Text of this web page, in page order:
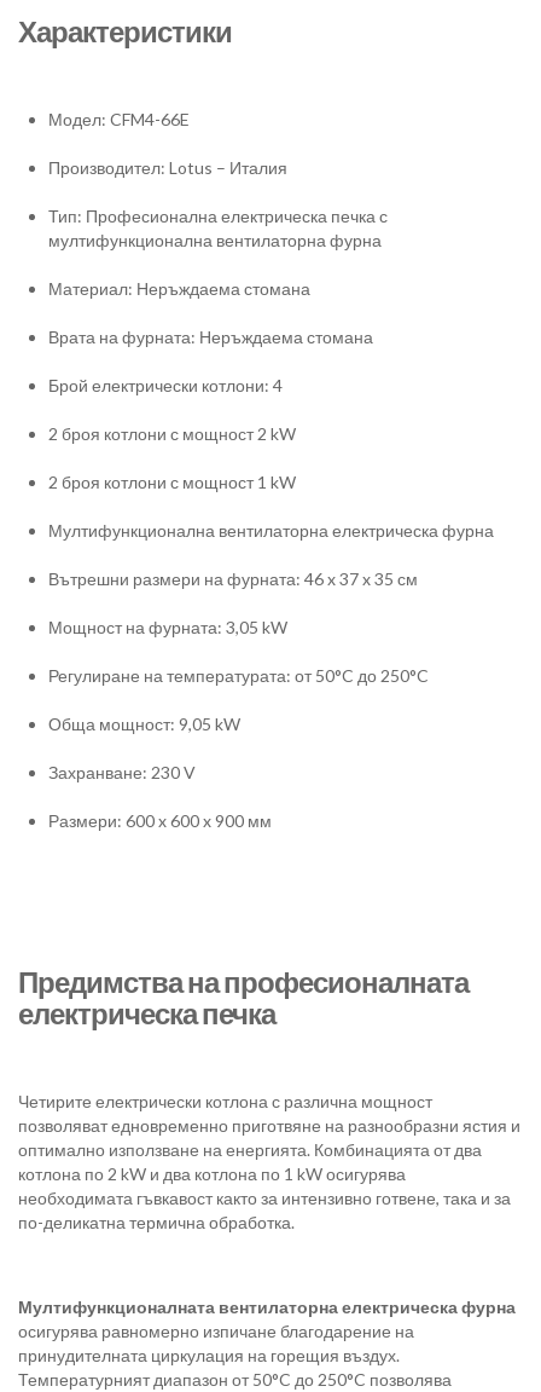
Характеристики
Модел: CFM4-66E
Производител: Lotus – Италия
Тип: Професионална електрическа печка с
мултифункционална вентилаторна фурна
Материал: Неръждаема стомана
Врата на фурната: Неръждаема стомана
Брой електрически котлони: 4
2 броя котлони с мощност 2 kW
2 броя котлони с мощност 1 kW
Мултифункционална вентилаторна електрическа фурна
Вътрешни размери на фурната: 46 x 37 x 35 см
Мощност на фурната: 3,05 kW
Регулиране на температурата: от 50°C до 250°C
Обща мощност: 9,05 kW
Захранване: 230 V
Размери: 600 x 600 x 900 мм
Предимства на професионалната
електрическа печка
Четирите електрически котлона с различна мощност
позволяват едновременно приготвяне на разнообразни ястия и
оптимално използване на енергията. Комбинацията от два
котлона по 2 kW и два котлона по 1 kW осигурява
необходимата гъвкавост както за интензивно готвене, така и за
по-деликатна термична обработка.
Мултифункционалната вентилаторна електрическа фурна
осигурява равномерно изпичане благодарение на
принудителната циркулация на горещия въздух.
Температурният диапазон от 50°C до 250°C позволява